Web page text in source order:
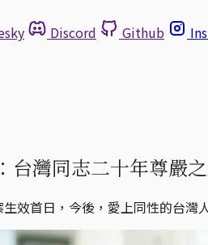
Discord Github
台灣同志二十年尊嚴
效首日，今後，愛上同性的台